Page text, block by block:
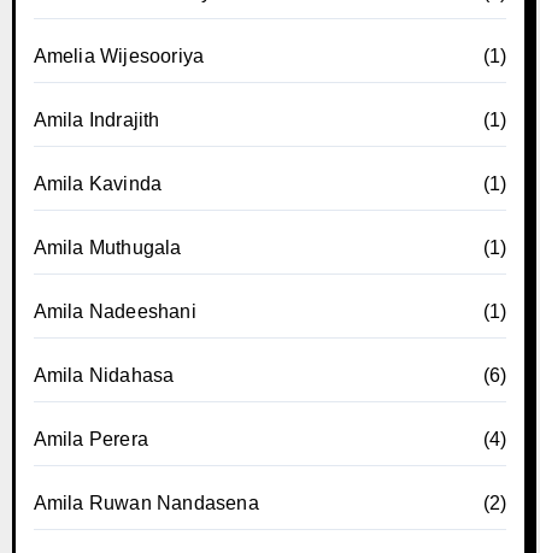
Amelia Wijesooriya (1)
Amila Indrajith (1)
Amila Kavinda (1)
Amila Muthugala (1)
Amila Nadeeshani (1)
Amila Nidahasa (6)
Amila Perera (4)
Amila Ruwan Nandasena (2)